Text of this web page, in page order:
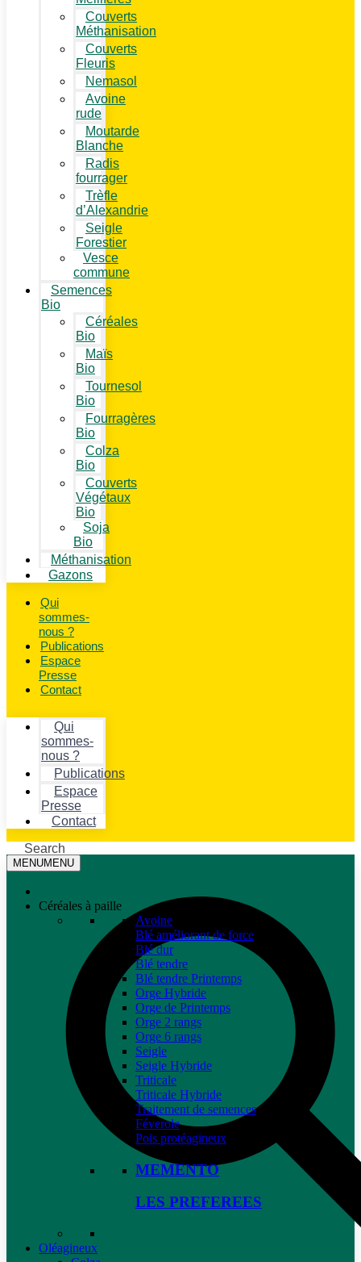
Couverts
Méthanisation
Couverts
Fleuris
Nemasol
Avoine
rude
Moutarde
Blanche
Radis
fourrager
Trèfle
d’Alexandrie
Seigle
Forestier
Vesce
commune
Semences
Bio
Céréales
Bio
Maïs
Bio
Tournesol
Bio
Fourragères
Bio
Colza
Bio
Couverts
Végétaux
Bio
Soja
Bio
Méthanisation
Gazons
Qui
sommes-
nous ?
Publications
Espace
Presse
Contact
Qui
sommes-
nous ?
Publications
Espace
Presse
Contact
Search
MENUMENU
Céréales à paille
Avoine
Blé améliorant de force
Blé dur
Blé tendre
Blé tendre Printemps
Orge Hybride
Orge de Printemps
Orge 2 rangs
Orge 6 rangs
Seigle
Seigle Hybride
Triticale
Triticale Hybride
Traitement de semences
Féverole
Pois protéagineux
MEMENTO
LES PREFEREES
Oléagineux